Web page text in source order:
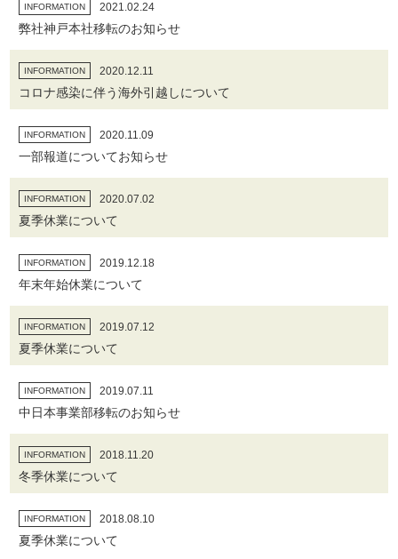
INFORMATION 2021.02.24
弊社神戸本社移転のお知らせ
INFORMATION 2020.12.11
コロナ感染に伴う海外引越しについて
INFORMATION 2020.11.09
一部報道についてお知らせ
INFORMATION 2020.07.02
夏季休業について
INFORMATION 2019.12.18
年末年始休業について
INFORMATION 2019.07.12
夏季休業について
INFORMATION 2019.07.11
中日本事業部移転のお知らせ
INFORMATION 2018.11.20
冬季休業について
INFORMATION 2018.08.10
夏季休業について